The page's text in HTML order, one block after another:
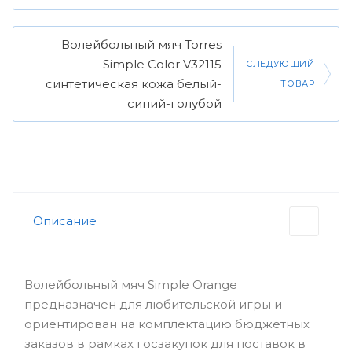
Волейбольный мяч Torres
Simple Color V32115
синтетическая кожа белый-
синий-голубой
СЛЕДУЮЩИЙ
ТОВАР
Описание
Волейбольный мяч Simple Orange
предназначен для любительской игры и
ориентирован на комплектацию бюджетных
заказов в рамках госзакупок для поставок в